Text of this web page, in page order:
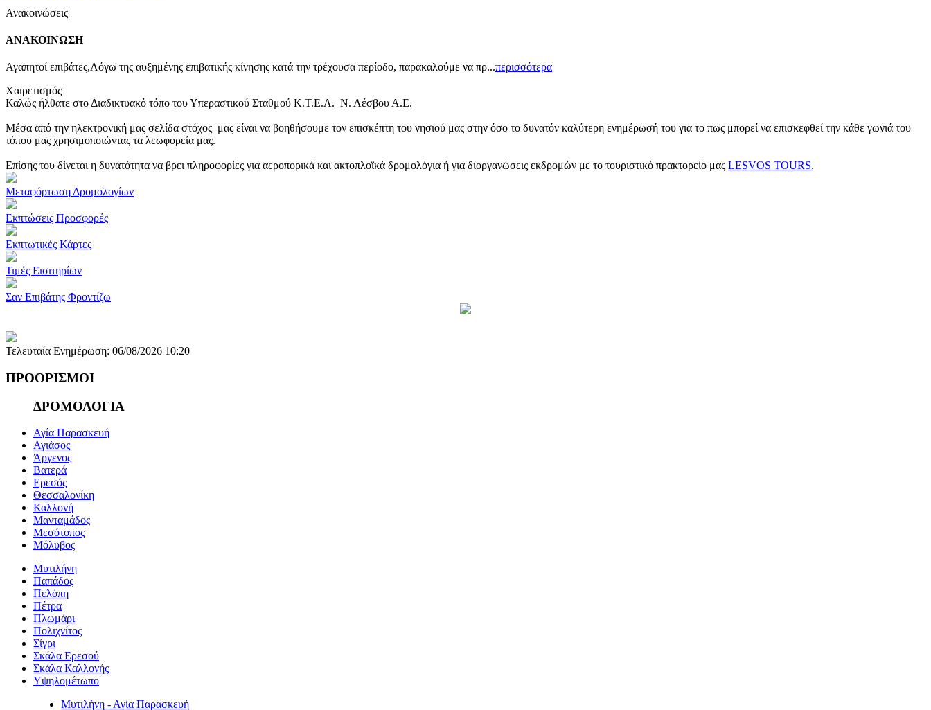
Ανακοινώσεις
ΑΝΑΚΟΙΝΩΣΗ
Αγαπητοί επιβάτες,Λόγω της αυξημένης επιβατικής κίνησης κατά την τρέχουσα περίοδο, παρακαλούμε να πρ...περισσότερα
Χαιρετισμός
Καλώς ήλθατε στο Διαδικτυακό τόπο του Υπεραστικού Σταθμού Κ.Τ.Ε.Λ. Ν. Λέσβου Α.Ε.
Μέσα από την ηλεκτρονική μας σελίδα στόχος μας είναι να βοηθήσουμε τον επισκέπτη του νησιού μας στην όσο το δυνατόν καλύτερη ενημέρωσή του για το πως μπορεί να επισκεφθεί την κάθε γωνιά του
τόπου μας χρησιμοποιώντας τα λεωφορεία μας.
Επίσης του δίνεται η δυνατότητα να βρει πληροφορίες για αεροπορικά και ακτοπλοϊκά δρομολόγια ή για διοργανώσεις εκδρομών με το τουριστικό πρακτορείο μας LESVOS TOURS.
Μεταφόρτωση Δρομολογίων
Εκπτώσεις Προσφορές
Εκπτωτικές Κάρτες
Τιμές Εισιτηρίων
Σαν Επιβάτης Φροντίζω
Τελευταία Ενημέρωση: 06/08/2026 10:20
ΠΡΟΟΡΙΣΜΟΙ
ΔΡΟΜΟΛΟΓΙΑ
Αγία Παρασκευή
Αγιάσος
Άργενος
Βατερά
Ερεσός
Θεσσαλονίκη
Καλλονή
Μανταμάδος
Μεσότοπος
Μόλυβος
Μυτιλήνη
Παπάδος
Πελόπη
Πέτρα
Πλωμάρι
Πολιχνίτος
Σίγρι
Σκάλα Ερεσού
Σκάλα Καλλονής
Υψηλομέτωπο
Μυτιλήνη - Αγία Παρασκευή